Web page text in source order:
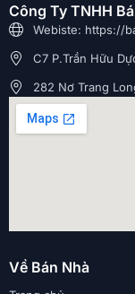
Công Ty TNHH
Webiste: https://
C7 P.Trần Hữu
282 Nơ Trang
Về Bán Nhà